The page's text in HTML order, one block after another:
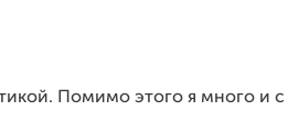
Помимо этого я много и